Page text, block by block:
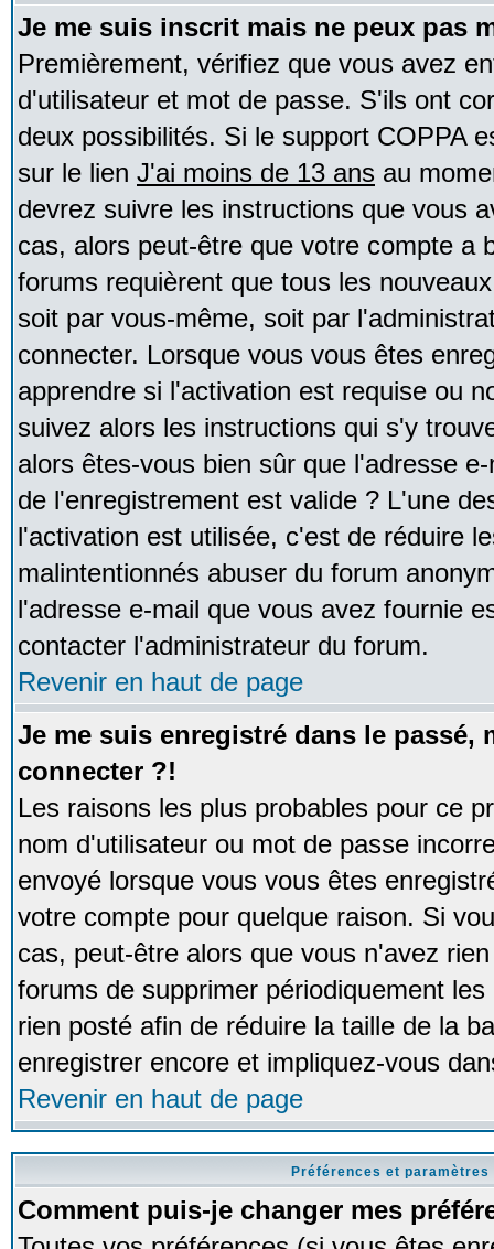
Je me suis inscrit mais ne peux pas
Premièrement, vérifiez que vous avez
d'utilisateur et mot de passe. S'ils ont
deux possibilités. Si le support COPPA
sur le lien J'ai moins de 13 ans au
devrez suivre les instructions que vous
cas, alors peut-être que votre compte a
forums requièrent que tous les
soit par vous-même, soit par
connecter. Lorsque vous vous êtes
apprendre si l'activation est requise ou
suivez alors les instructions qui s'y
alors êtes-vous bien sûr que l'adresse
de l'enregistrement est valide ? L'une
l'activation est utilisée, c'est de réduire
malintentionnés abuser du forum
l'adresse e-mail que vous avez fournie
contacter l'administrateur du forum.
Revenir en haut de page
Je me suis enregistré dans le passé,
connecter ?!
Les raisons les plus probables pour ce
nom d'utilisateur ou mot de passe
envoyé lorsque vous vous êtes
votre compte pour quelque raison. Si
cas, peut-être alors que vous n'avez
forums de supprimer périodiquement
rien posté afin de réduire la taille de la
enregistrer encore et impliquez-vous
Revenir en haut de page
Préférences et
Comment puis-je changer mes